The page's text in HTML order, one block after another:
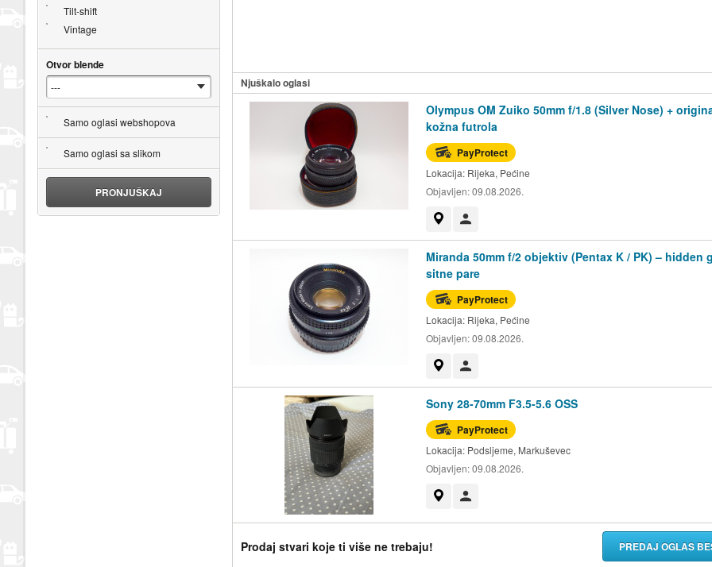
Njuškalo oglasi
Olympus OM Zuiko 50mm f/1.8 (Silver Nose) +
kožna futrola
PayProtect
Lokacija: Rijeka, Pećine
Objavljen:09.08.2026.
Miranda 50mm f/2 objektiv (Pentax K / PK) – hidden
sitne pare
PayProtect
Lokacija: Rijeka, Pećine
Objavljen:09.08.2026.
Sony 28-70mm F3.5-5.6 OSS
PayProtect
Lokacija: Podsljeme, Markuševec
Objavljen:09.08.2026.
Prodaj stvari koje ti više ne trebaju! PREDAJ OGLAS
Tilt-shift
Vintage
Otvor blende
Samo oglasi webshopova
Samo oglasi sa slikom
PRONJUŠKAJ